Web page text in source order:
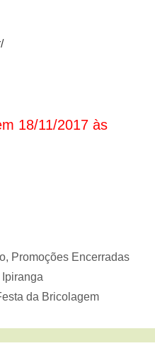
18/11/2017 às
, Promoções Encerradas
da Bricolagem